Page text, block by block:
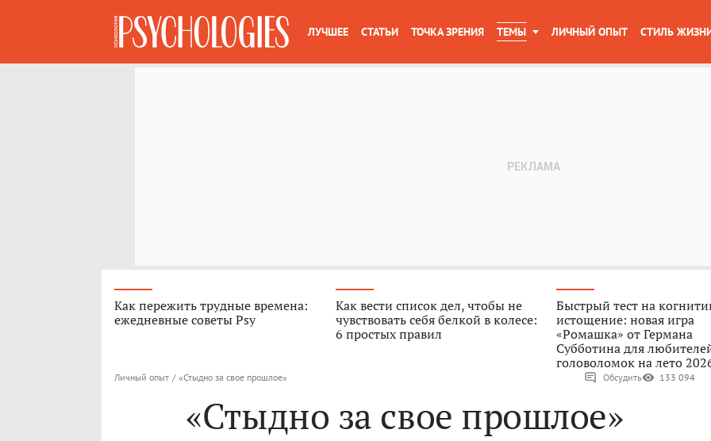
ЛУЧШЕЕ СТАТЬИ ТОЧКА ЗРЕНИЯ ТЕМЫ ЛИЧНЫЙ ОПЫТ СТИЛЬ
Как пережить трудные времена:
ежедневные советы Psy
Как вести список дел, чтобы не
чувствовать себя белкой в колесе:
6 простых правил
Быстрый тест на
истощение: новая игра
«Ромашка» от Германа
Субботина для
головоломок на лето
Личный опыт / «Стыдно за свое прошлое» Обсудить 133 094
«Стыдно за свое прошлое»